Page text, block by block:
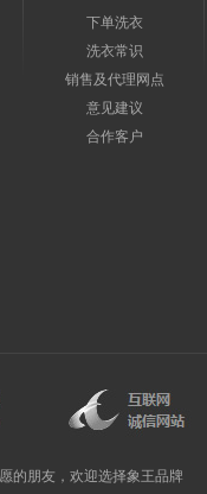
下单洗衣
洗衣常识
销售及代理网点
意见建议
合作客户
的朋友，欢迎选择象王品牌